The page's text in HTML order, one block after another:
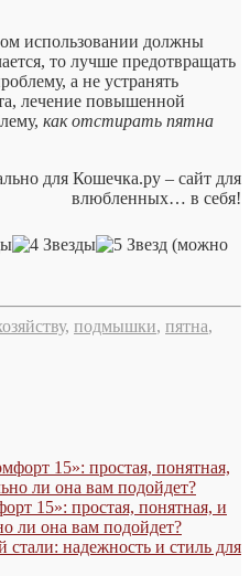
использовании должны
то лучше предотвращать
а не устранять
лечение повышенной
как отстирать пятна
для Кошечка.ру – сайт для
влюбленных… в себя!
(можно
, подмышки, пятна,
15»: простая, понятная, и
ли она вам подойдет?